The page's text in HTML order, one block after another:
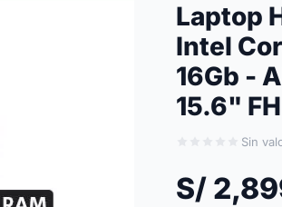
Laptop
Intel
16Gb -
15.6"
Sin
S/